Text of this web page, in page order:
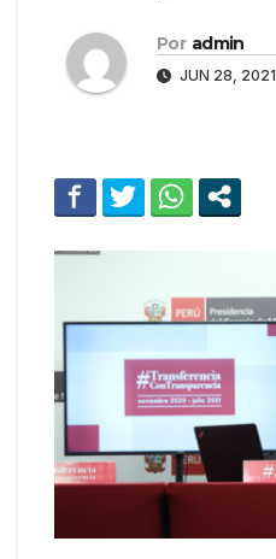
Por admin
JUN 28, 2021